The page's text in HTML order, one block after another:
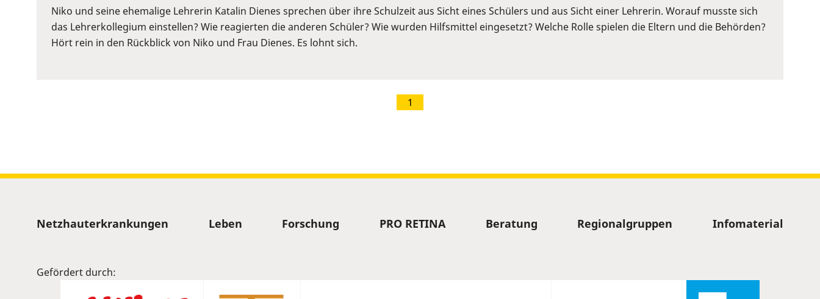
or
Space
to
Niko und seine ehemalige Lehrerin Katalin Dienes sprechen über ihre Schulzeit aus Sicht eines Schülers und aus Sicht einer Lehrerin. Worauf musste sich
das Lehrerkollegium einstellen? Wie reagierten die anderen Schüler? Wie wurden Hilfsmittel eingesetzt? Welche Rolle spielen die Eltern und die Behörden?
Hört rein in den Rückblick von Niko und Frau Dienes. Es lohnt sich.
1
Sitemap
Netzhauterkrankungen Leben Forschung PRO RETINA Beratung Regionalgruppen Infomaterial
Gefördert durch: